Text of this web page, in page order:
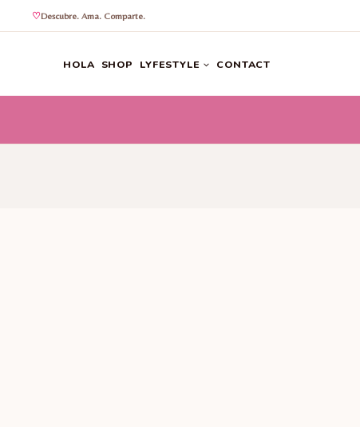
Descubre. Ama. Comparte.
HOLA SHOP LYFESTYLE CONTACT